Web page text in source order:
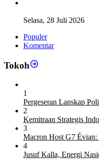
Selasa, 28 Juli 2026
Populer
Komentar
Tokoh
1
Pergeseran Lanskap
2
Kemitraan Strategis
3
Macron Host G7 Évian:
4
Jusuf Kalla, Energi